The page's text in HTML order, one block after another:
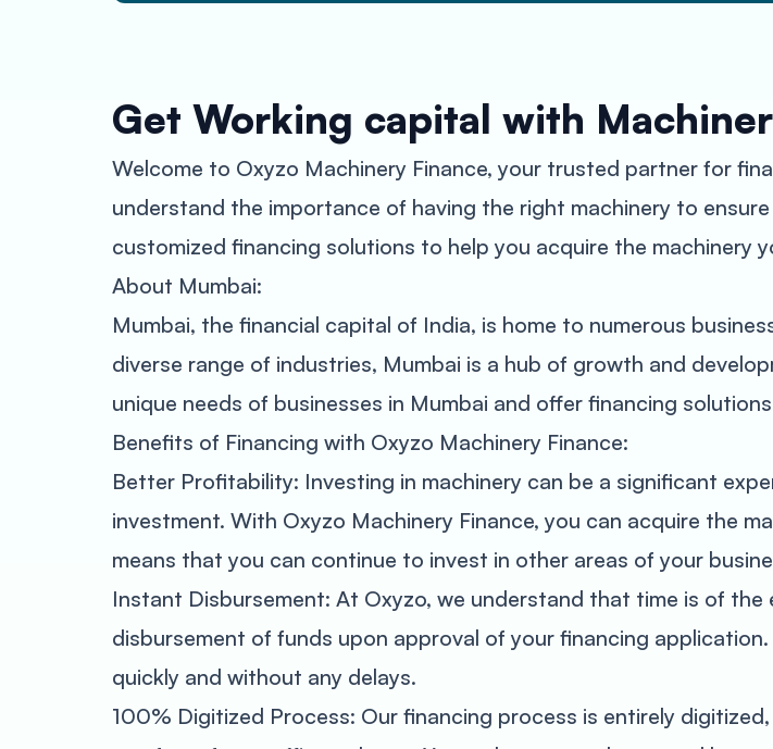
Get Working capital with
Welcome to Oxyzo Machinery Finance, your trusted partner for
understand the importance of having the right machinery to
customized financing solutions to help you acquire the machinery
About Mumbai:
Mumbai, the financial capital of India, is home to numerous
diverse range of industries, Mumbai is a hub of growth and
unique needs of businesses in Mumbai and offer financing
Benefits of Financing with Oxyzo Machinery Finance:
Better Profitability: Investing in machinery can be a significant
investment. With Oxyzo Machinery Finance, you can acquire the
means that you can continue to invest in other areas of your
Instant Disbursement: At Oxyzo, we understand that time is of the
disbursement of funds upon approval of your financing
quickly and without any delays.
100% Digitized Process: Our financing process is entirely